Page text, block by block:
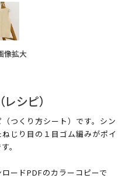
像拡大
シピ）
つくり方シート）です。シン
じり目の１目ゴム編みがポイ
。
ードPDFのカラーコピーで